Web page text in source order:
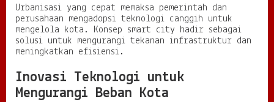
Urbanisasi yang cepat memaksa pemerintah dan
perusahaan mengadopsi teknologi canggih untuk
mengelola kota. Konsep smart city hadir sebagai
solusi untuk mengurangi tekanan infrastruktur dan
meningkatkan efisiensi.
Inovasi Teknologi untuk
Mengurangi Beban Kota